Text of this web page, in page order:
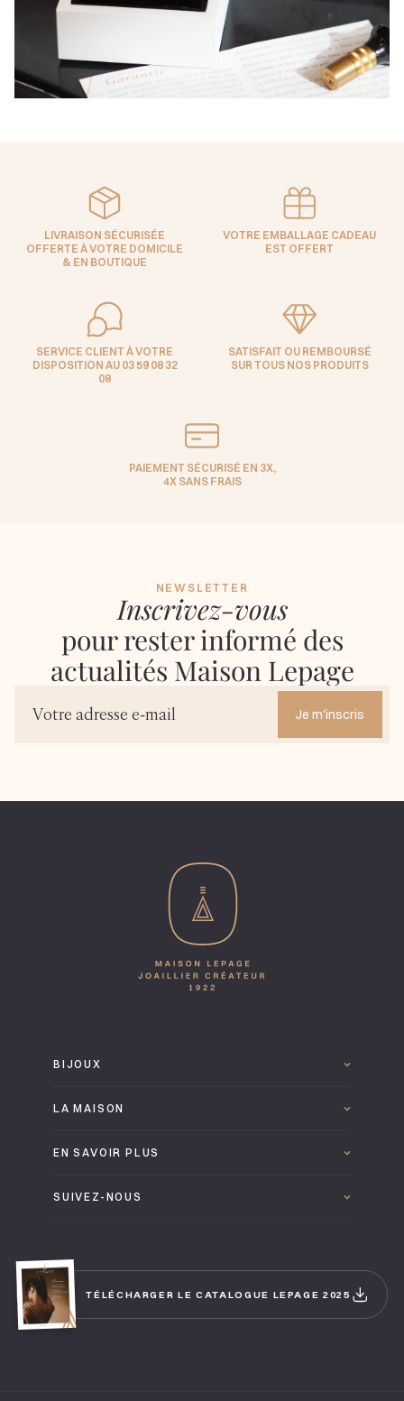
LIVRAISON SÉCURISÉE
OFFERTE À VOTRE DOMICILE
& EN BOUTIQUE
VOTRE EMBALLAGE CADEAU
EST OFFERT
SERVICE CLIENT À VOTRE
DISPOSITION AU 03 59 08 32
08
SATISFAIT OU REMBOURSÉ
SUR TOUS NOS PRODUITS
PAIEMENT SÉCURISÉ EN 3X,
4X SANS FRAIS
NEWSLETTER
Inscrivez-vous
pour rester informé des
actualités Maison Lepage
Je m'inscris
BIJOUX
LA MAISON
EN SAVOIR PLUS
SUIVEZ-NOUS
TÉLÉCHARGER LE CATALOGUE LEPAGE 2025